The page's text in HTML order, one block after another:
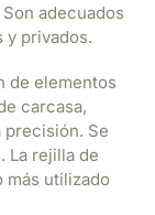
adecuados
y privados.
de elementos
carcasa,
precisión. Se
La rejilla de
más utilizado